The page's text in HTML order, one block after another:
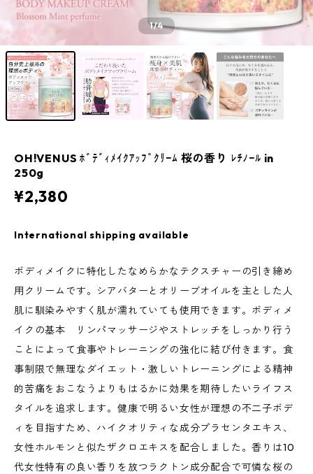
1/4
OH!VENUS ﾎﾞﾃﾞｨﾒｲｸｱｯﾌﾟｸﾘｰﾑ 桜の香り ﾚﾁﾉｰﾙ in
250g
¥2,380
International shipping available
ボディメイクに特化したなめらかなテクスチャーの引き締め
用クリームです。シアバターとオリーブオイルを主とした人
肌に馴染みやすく肌が濡れていても使用できます。ボディメ
イクの基本 リンパマッサージやストレッチをしっかり行う
ことによって食事やトレーニングの強化に結び付きます。食
事制限で無理なダイエット・激しいトレーニングによる精神
的苦痛をおこなうよりもはるかに効果を期待したいライフス
タイルを追求します。健康で明るい女性が理想の不二子ボデ
ィを目指すため、ハイクオリティな成分プラセンタエキス、
女性ホルモンと似たザクロエキスを配合しました。香りは10
代女性特有の良い香りを放つラクトン成分配合で可憐な桜の